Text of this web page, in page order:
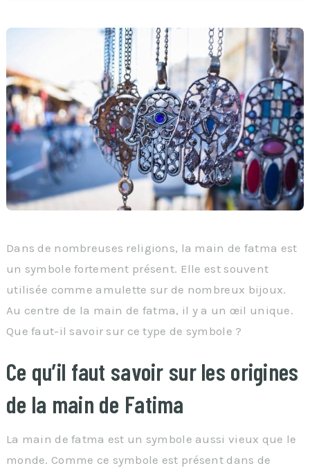
Dans de nombreuses religions, la main de fatma est
un symbole fortement présent. Elle est souvent
utilisée comme amulette sur de nombreux bijoux.
Au centre de la main de fatma, il y a un œil unique.
Que faut-il savoir sur ce type de symbole ?
Ce qu’il faut savoir sur les origines
de la main de Fatima
La main de fatma est un symbole aussi vieux que le
monde. Comme ce symbole est présent dans de